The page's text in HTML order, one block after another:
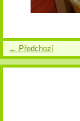
← Předchozí